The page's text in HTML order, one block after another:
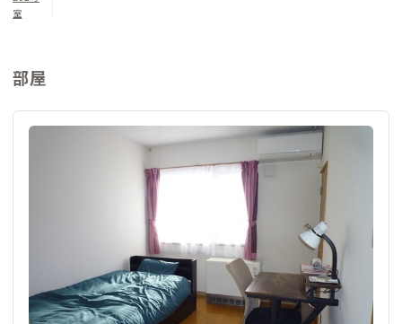
室
部屋